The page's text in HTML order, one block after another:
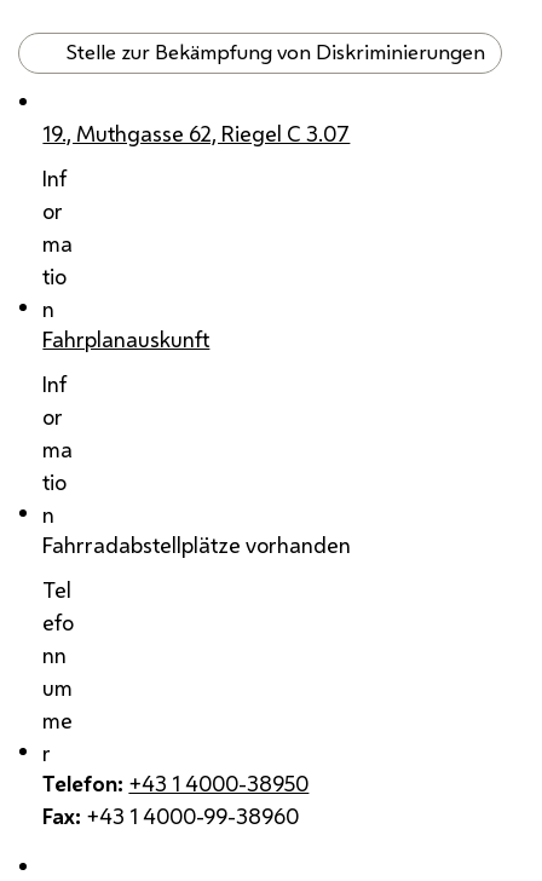
Stelle zur Bekämpfung von Diskriminierungen
19., Muthgasse 62, Riegel C 3.07
Inf
or
ma
tio
n
Fahrplanauskunft
Inf
or
ma
tio
n
Fahrradabstellplätze vorhanden
Tel
efo
nn
um
me
r
Telefon: +43 1 4000-38950
Fax: +43 1 4000-99-38960